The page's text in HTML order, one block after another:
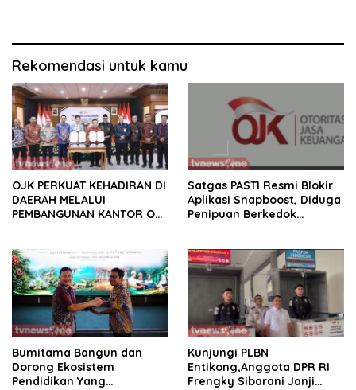
Rekomendasi untuk kamu
OJK PERKUAT KEHADIRAN DI
DAERAH MELALUI
PEMBANGUNAN KANTOR OJK
Satgas PASTI Resmi Blokir
Aplikasi Snapboost, Diduga
Penipuan Berkedok
Bumitama Bangun dan
Dorong Ekosistem
Pendidikan Yang
Kunjungi PLBN
Entikong,Anggota DPR RI
Frengky Sibarani Janji